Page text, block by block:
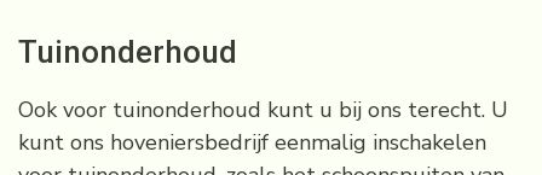
Tuinonderhoud
Ook voor tuinonderhoud kunt u bij ons terecht. U
kunt ons hoveniersbedrijf eenmalig inschakelen